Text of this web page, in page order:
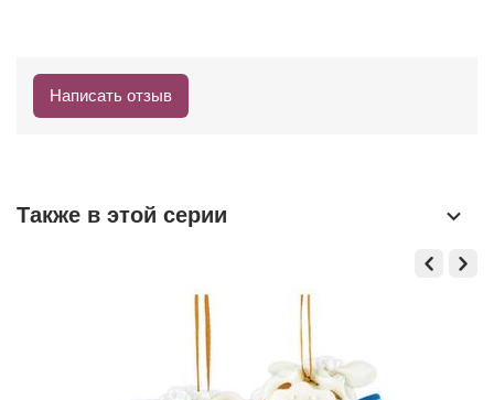
Написать отзыв
Также в этой серии